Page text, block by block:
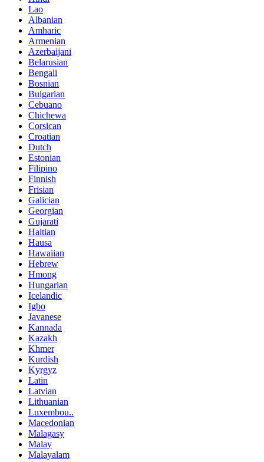
Lao
Albanian
Amharic
Armenian
Azerbaijani
Belarusian
Bengali
Bosnian
Bulgarian
Cebuano
Chichewa
Corsican
Croatian
Dutch
Estonian
Filipino
Finnish
Frisian
Galician
Georgian
Gujarati
Haitian
Hausa
Hawaiian
Hebrew
Hmong
Hungarian
Icelandic
Igbo
Javanese
Kannada
Kazakh
Khmer
Kurdish
Kyrgyz
Latin
Latvian
Lithuanian
Luxembou..
Macedonian
Malagasy
Malay
Malayalam